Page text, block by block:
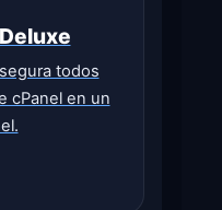
todos
cPanel en un